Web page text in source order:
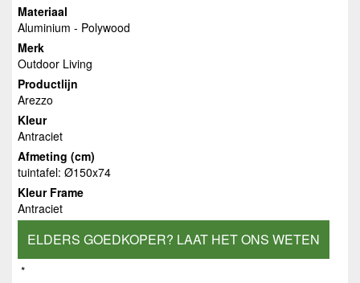
Materiaal
Aluminium - Polywood
Merk
Outdoor Living
Productlijn
Arezzo
Kleur
Antraciet
Afmeting (cm)
tuintafel: Ø150x74
Kleur Frame
Antraciet
ELDERS GOEDKOPER? LAAT HET ONS WETEN
*